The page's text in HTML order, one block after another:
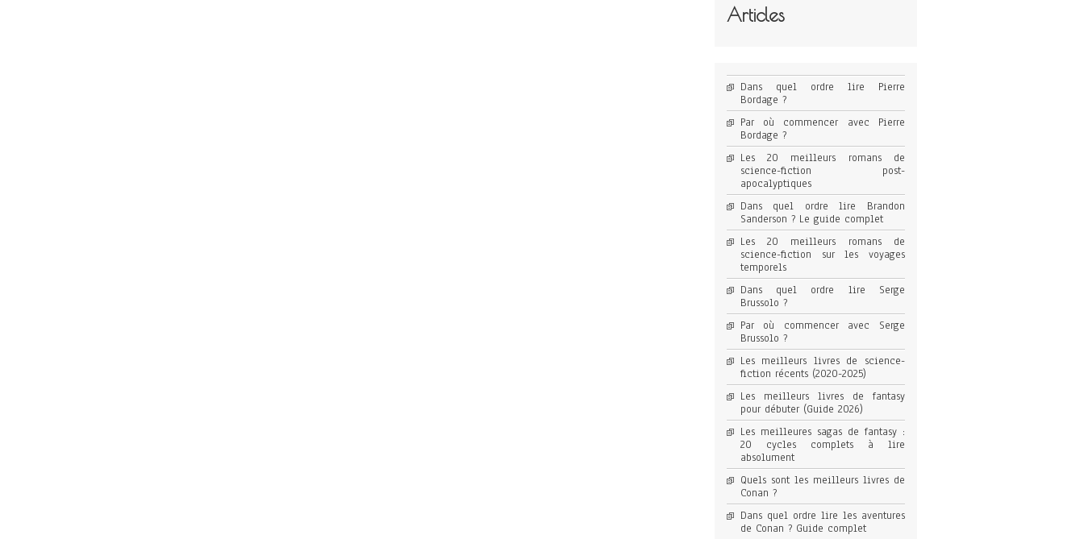
Articles
Dans quel ordre lire Pierre
Bordage ?
Par où commencer avec Pierre
Bordage ?
Les 20 meilleurs romans de
science-fiction post-
apocalyptiques
Dans quel ordre lire Brandon
Sanderson ? Le guide complet
Les 20 meilleurs romans de
science-fiction sur les voyages
temporels
Dans quel ordre lire Serge
Brussolo ?
Par où commencer avec Serge
Brussolo ?
Les meilleurs livres de science-
fiction récents (2020-2025)
Les meilleurs livres de fantasy
pour débuter (Guide 2026)
Les meilleures sagas de fantasy :
20 cycles complets à lire
absolument
Quels sont les meilleurs livres de
Conan ?
Dans quel ordre lire les aventures
de Conan ? Guide complet